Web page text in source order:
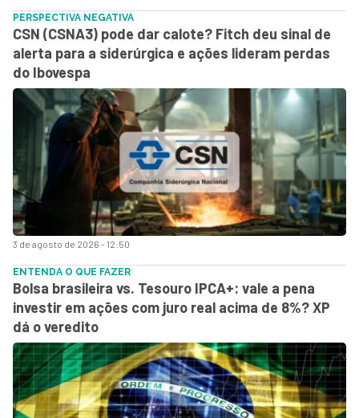
3 de agosto de 2026 - 12:50
PERSPECTIVA NEGATIVA
CSN (CSNA3) pode dar calote? Fitch deu sinal de
alerta para a siderúrgica e ações lideram perdas
do Ibovespa
ENTENDA O QUE FAZER
Bolsa brasileira vs. Tesouro IPCA+: vale a pena
investir em ações com juro real acima de 8%? XP
dá o veredito